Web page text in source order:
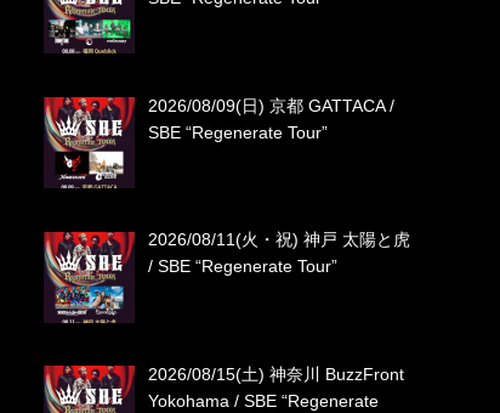
2026/08/09(日) 京都 GATTACA /
SBE “Regenerate Tour”
2026/08/11(火・祝) 神戸 太陽と虎
/ SBE “Regenerate Tour”
2026/08/15(土) 神奈川 BuzzFront
Yokohama / SBE “Regenerate